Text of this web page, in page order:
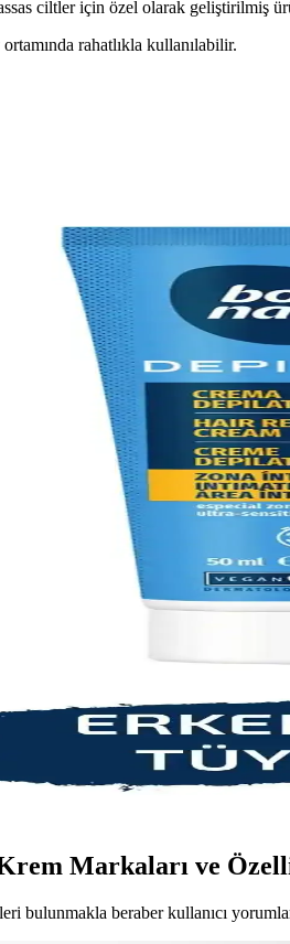
ciltler için özel olarak geliştirilmiş
rahatlıkla kullanılabilir.
içerikleriyle kıl azaltmada etkili ve
ve Etkili Kullanım
kıl köklerini zayıflatır ve
ve Kullanım İpuçlarıyla
ve dikkat edilmesi gerekenler
ve Pratik Tüy Giderme
ve kolay kullanımıyla
Çözümlerle Pürüzsüz
çözümler, cilt sağlığını
Doğal ve Güvenilir
yöntemler, cilt sağlığını
kıl dökücü kremler, pratik kullanımı
Ürünler ve Doğru Kullanım
Markaları ve
bulunmakla beraber kullanıcı